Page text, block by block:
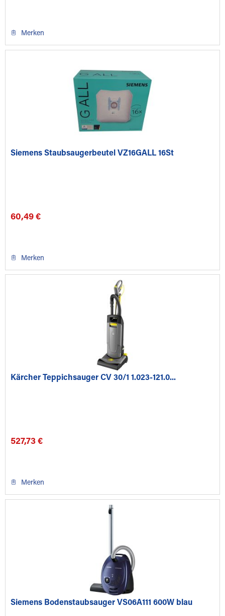
Merken
Siemens Staubsaugerbeutel VZ16GALL 16St
60,49 €
Merken
Kärcher Teppichsauger CV 30/1 1.023-121.0...
527,73 €
Merken
Siemens Bodenstaubsauger VS06A111 600W blau